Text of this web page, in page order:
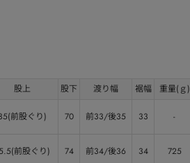
股上 股下 渡り幅 裾幅 重量(ｇ)
前股ぐり) 70 前33/後35 33 -
前股ぐり) 74 前34/後36 34 725